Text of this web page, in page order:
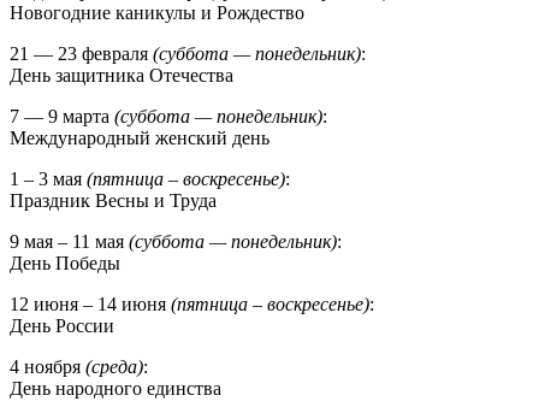
Новогодние каникулы и Рождество
21 — 23 февраля (суббота — понедельник):
День защитника Отечества
7 — 9 марта (суббота — понедельник):
Международный женский день
1 – 3 мая (пятница – воскресенье):
Праздник Весны и Труда
9 мая – 11 мая (суббота — понедельник):
День Победы
12 июня – 14 июня (пятница – воскресенье):
День России
4 ноября (среда):
День народного единства